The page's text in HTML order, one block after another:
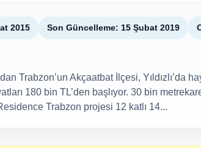
2015 Son Güncelleme: 15 Şubat 2019
Trabzon’un Akçaatbat İlçesi, Yıldızlı’da
180 bin TL’den başlıyor. 30 bin
Trabzon projesi 12 katlı 14...